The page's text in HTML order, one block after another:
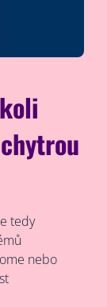
tedy
nebo